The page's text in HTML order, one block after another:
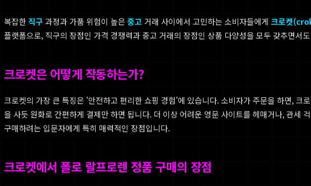
복잡한 직구 과정과 가품 위험이 높은 중고 거래 사이에서 고민하는 소비자들에게 크로켓
플랫폼으로, 직구의 장점인 가격 경쟁력과 중고 거래의 장점인 상품 다양성을 모두 갖추면서
크로켓은 어떻게 작동하는가?
크로켓의 가장 큰 특징은 '안전하고 편리한 쇼핑 경험'에 있습니다. 소비자가 주문을 하면,
을 사듯 원화로 간편하게 결제만 하면 됩니다. 더 이상 어려운 영문 사이트를 헤매거나, 관세
구매하려는 입문자에게 특히 매력적인 장점입니다.
크로켓에서 폴로 랄프로렌 정품 구매의 장점